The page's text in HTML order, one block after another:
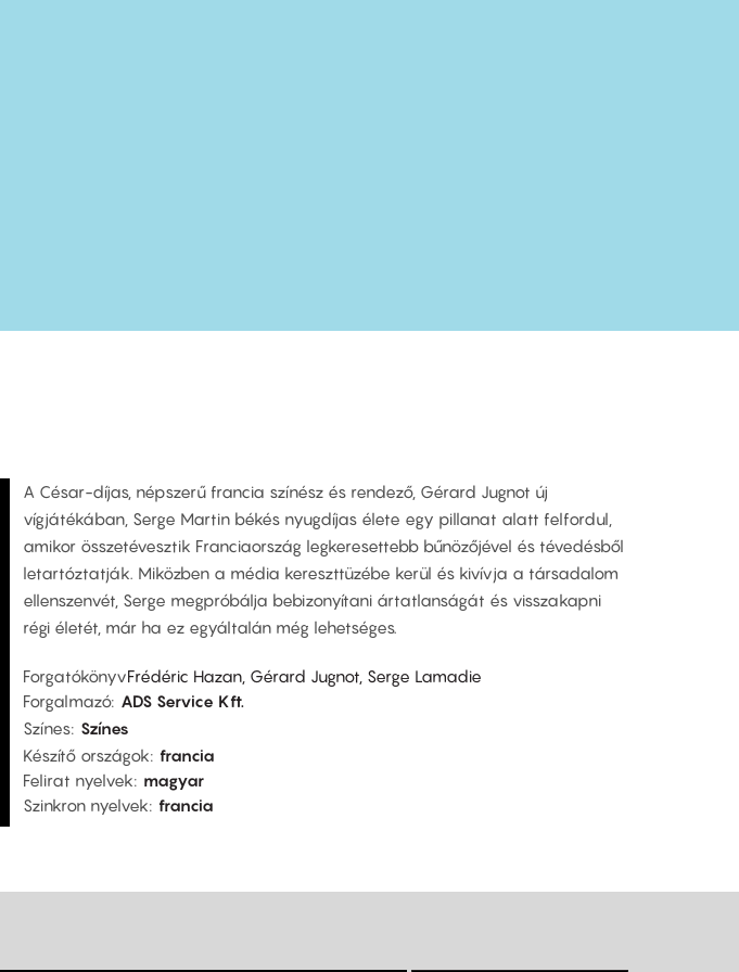
A César-díjas, népszerű francia színész és rendező, Gérard Jugnot új
vígjátékában, Serge Martin békés nyugdíjas élete egy pillanat alatt felfordul,
amikor összetévesztik Franciaország legkeresettebb bűnözőjével és tévedésből
letartóztatják. Miközben a média kereszttüzébe kerül és kivívja a társadalom
ellenszenvét, Serge megpróbálja bebizonyítani ártatlanságát és visszakapni
régi életét, már ha ez egyáltalán még lehetséges.
ForgatókönyvFrédéric Hazan, Gérard Jugnot, Serge Lamadie
Forgalmazó ADS Service Kft.
Színes Színes
Készítő országok francia
Felirat nyelvek
magyar
Szinkron nyelvek francia